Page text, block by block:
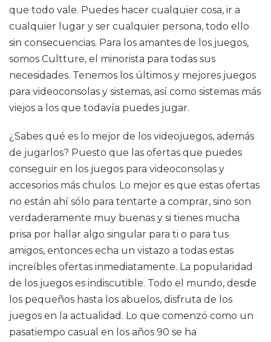
que todo vale. Puedes hacer cualquier cosa, ir a
cualquier lugar y ser cualquier persona, todo ello
sin consecuencias. Para los amantes de los juegos,
somos Cultture, el minorista para todas sus
necesidades. Tenemos los últimos y mejores juegos
para videoconsolas y sistemas, así como sistemas más
viejos a los que todavía puedes jugar.
¿Sabes qué es lo mejor de los videojuegos, además
de jugarlos? Puesto que las ofertas que puedes
conseguir en los juegos para videoconsolas y
accesorios más chulos. Lo mejor es que estas ofertas
no están ahí sólo para tentarte a comprar, sino son
verdaderamente muy buenas y si tienes mucha
prisa por hallar algo singular para ti o para tus
amigos, entonces echa un vistazo a todas estas
increíbles ofertas inmediatamente. La popularidad
de los juegos es indiscutible. Todo el mundo, desde
los pequeños hasta los abuelos, disfruta de los
juegos en la actualidad. Lo que comenzó como un
pasatiempo casual en los años 90 se ha